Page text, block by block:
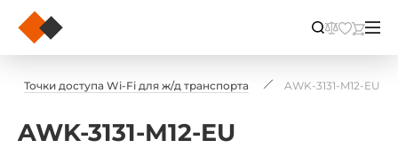
Точки доступа Wi-Fi для ж/д транспорта AWK-3131-M12-EU
AWK-3131-M12-EU